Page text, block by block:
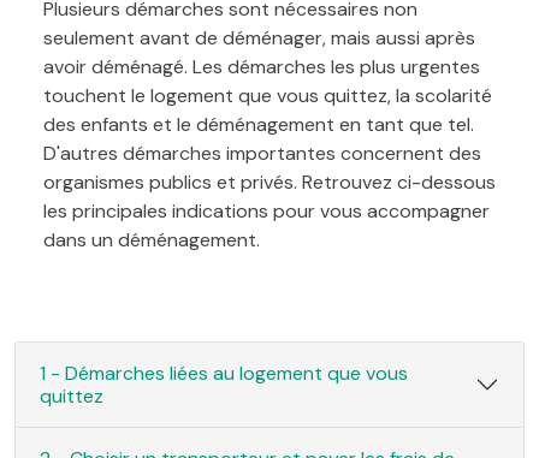
Plusieurs démarches sont nécessaires non
seulement avant de déménager, mais aussi après
avoir déménagé. Les démarches les plus urgentes
touchent le logement que vous quittez, la scolarité
des enfants et le déménagement en tant que tel.
D'autres démarches importantes concernent des
organismes publics et privés. Retrouvez ci-dessous
les principales indications pour vous accompagner
dans un déménagement.
1 - Démarches liées au logement que vous
quittez